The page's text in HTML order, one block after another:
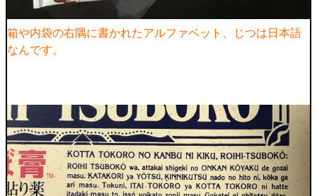
箱や内袋の右隅に書かれたアルファベット、じつは日本語
なんです。